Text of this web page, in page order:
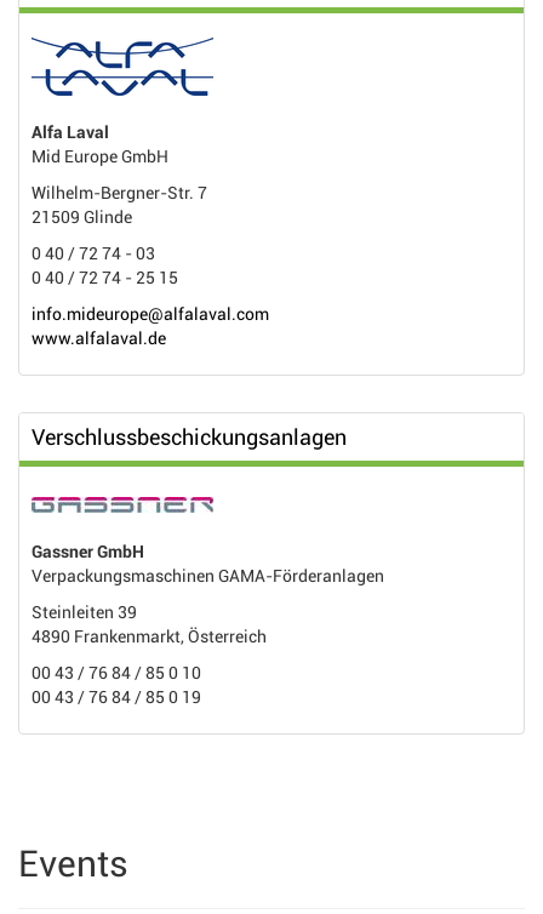
Alfa Laval
Mid Europe GmbH
Wilhelm-Bergner-Str. 7
21509 Glinde
0 40 / 72 74 - 03
0 40 / 72 74 - 25 15
info.mideurope@alfalaval.com
www.alfalaval.de
Verschlussbeschickungsanlagen
Gassner GmbH
Verpackungsmaschinen GAMA-Förderanlagen
Steinleiten 39
4890 Frankenmarkt, Österreich
00 43 / 76 84 / 85 0 10
00 43 / 76 84 / 85 0 19
Events